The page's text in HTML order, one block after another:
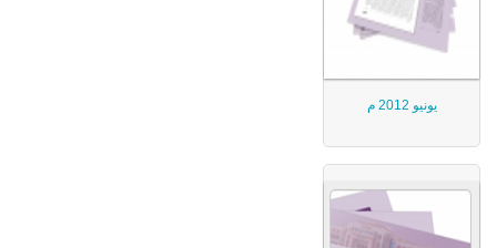
يونيو 2012 م